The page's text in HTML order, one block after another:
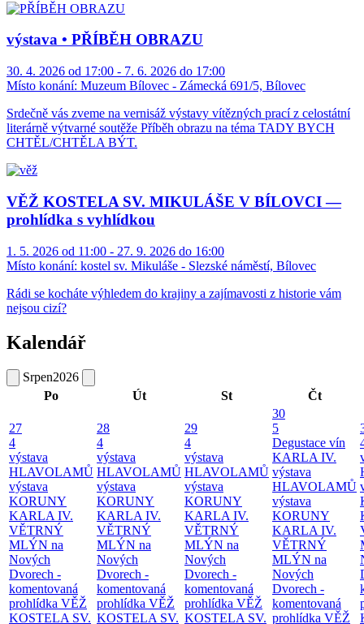
výstava • PŘÍBĚH OBRAZU
30. 4. 2026 od 17:00 - 7. 6. 2026 do 17:00
Místo konání: Muzeum Bílovec - Zámecká 691/5, Bílovec
Srdečně vás zveme na vernisáž výstavy vítězných prací z celostátní
literárně výtvarné soutěže Příběh obrazu na téma TADY BYCH
CHTĚL/CHTĚLA BÝT.
VĚŽ KOSTELA SV. MIKULÁŠE V BÍLOVCI —
prohlídka s vyhlídkou
1. 5. 2026 od 11:00 - 27. 9. 2026 do 16:00
Místo konání: kostel sv. Mikuláše - Slezské náměstí, Bílovec
Rádi se kocháte výhledem do krajiny a zajímavosti z historie vám
nejsou cizí?
Kalendář
Srpen2026
Po
Út St Čt
27
4
výstava
HLAVOLAMŮ
výstava
KORUNY
KARLA IV.
VĚTRNÝ
MLÝN na
Nových
Dvorech -
komentovaná
prohlídka VĚŽ
KOSTELA SV.
28
4
výstava
HLAVOLAMŮ
výstava
KORUNY
KARLA IV.
VĚTRNÝ
MLÝN na
Nových
Dvorech -
komentovaná
prohlídka VĚŽ
KOSTELA SV.
29
4
výstava
HLAVOLAMŮ
výstava
KORUNY
KARLA IV.
VĚTRNÝ
MLÝN na
Nových
Dvorech -
komentovaná
prohlídka VĚŽ
KOSTELA SV.
30
5
Degustace vín
KARLA IV.
výstava
HLAVOLAMŮ
výstava
KORUNY
KARLA IV.
VĚTRNÝ
MLÝN na
Nových
Dvorech -
komentovaná
prohlídka VĚŽ